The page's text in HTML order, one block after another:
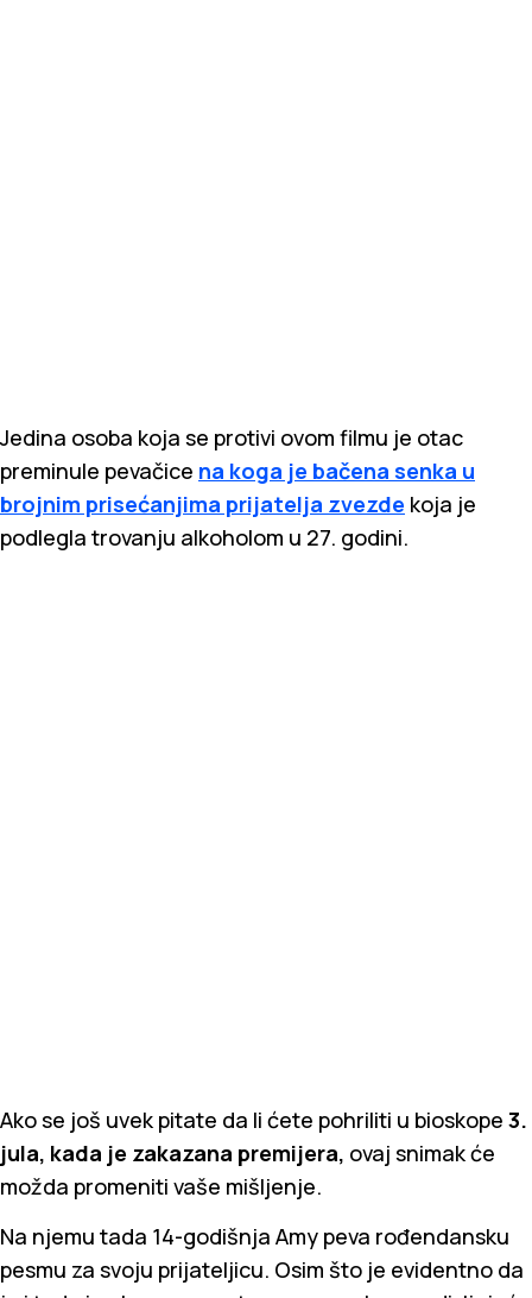
Jedina osoba koja se protivi ovom filmu je otac
preminule pevačice na koga je bačena senka u
brojnim prisećanjima prijatelja zvezde koja je
podlegla trovanju alkoholom u 27. godini.
Ako se još uvek pitate da li ćete pohriliti u bioskope 3.
jula, kada je zakazana premijera, ovaj snimak će
možda promeniti vaše mišljenje.
Na njemu tada 14-godišnja Amy peva rođendansku
pesmu za svoju prijateljicu. Osim što je evidentno da